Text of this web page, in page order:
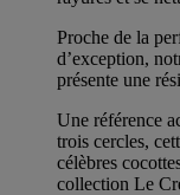
Proche de la
d’exception,
présente une
Une référence
trois cercles,
célèbres
collection Le